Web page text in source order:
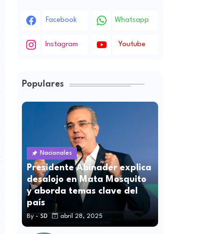
Facebook Whatsapp
Instagram Youtube
Populares
Nacionales
Presidente Abinader explica
desalojo en Mata Mosquito
y aborda temas clave del
país
By - SD abril 28, 2025